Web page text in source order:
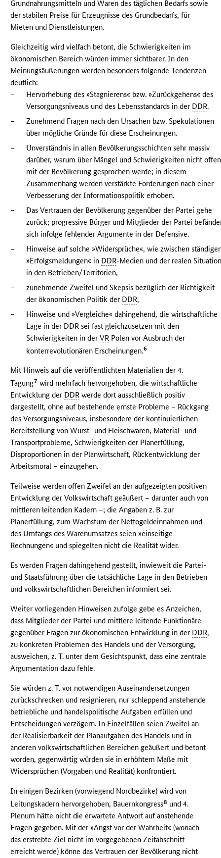
Grundnahrungsmitteln und Waren des täglichen Bedarfs sowie
der stabilen Preise für Erzeugnisse des Grundbedarfs, für
Mieten und Dienstleistungen.
Gleichzeitig wird vielfach betont, die Schwierigkeiten im
ökonomischen Bereich würden immer sichtbarer. In den
Meinungsäußerungen werden besonders folgende Tendenzen
deutlich:
–
Hervorhebung des »Stagnierens« bzw. »Zurückgehens« des
Versorgungsniveaus und des Lebensstandards in der DDR.
–
Zunehmend Fragen nach den Ursachen bzw. Spekulationen
über mögliche Gründe für diese Erscheinungen.
–
Unverständnis in allen Bevölkerungsschichten sehr massiv
darüber, warum über Mängel und Schwierigkeiten nicht offen
mit der Bevölkerung gesprochen werde; in diesem
Zusammenhang werden verstärkte Forderungen nach einer
Verbesserung der Informationspolitik erhoben.
–
Das Vertrauen der Bevölkerung gegenüber der Partei gehe
zurück; progressive Bürger und Mitglieder der Partei
sich infolge fehlender Argumente in der Defensive.
–
Hinweise auf solche »Widersprüche«, wie zwischen
»Erfolgsmeldungen« in DDR-Medien und der realen
in den Betrieben/Territorien,
–
zunehmende Zweifel und Skepsis bezüglich der Richtigkeit
der ökonomischen Politik der DDR,
–
Hinweise und »Vergleiche« dahingehend, die wirtschaftliche
Lage in der DDR sei fast gleichzusetzen mit den
Schwierigkeiten in derVR Polen vor Ausbruch der
konterrevolutionären Erscheinungen.6
Mit Hinweis auf die veröffentlichten Materialien der 4.
Tagung7 wird mehrfach hervorgehoben, die wirtschaftliche
Entwicklung der DDR werde dort ausschließlich positiv
dargestellt, ohne auf bestehende ernste Probleme – Rückgang
des Versorgungsniveaus, insbesondere der kontinuierlichen
Bereitstellung von Wurst- und Fleischwaren, Material- und
Transportprobleme, Schwierigkeiten der Planerfüllung,
Disproportionen in der Planwirtschaft, Rückentwicklung der
Arbeitsmoral – einzugehen.
Teilweise werden offen Zweifel an der aufgezeigten positiven
Entwicklung der Volkswirtschaft geäußert – darunter auch von
mittleren leitenden Kadern –; die Angaben z. B. zur
Planerfüllung, zum Wachstum der Nettogeldeinnahmen und
des Umfangs des Warenumsatzes seien »einseitige
Rechnungen« und spiegelten nicht die Realität wider.
Es werden Fragen dahingehend gestellt, inwieweit die Partei-
und Staatsführung über die tatsächliche Lage in den Betrieben
und volkswirtschaftlichen Bereichen informiert sei.
Weiter vorliegenden Hinweisen zufolge gebe es Anzeichen,
dass Mitglieder der Partei und mittlere leitende Funktionäre
gegenüber Fragen zur ökonomischen Entwicklung in der DDR,
zu konkreten Problemen des Handels und der Versorgung,
ausweichen, z. T. unter dem Gesichtspunkt, dass eine zentrale
Argumentation dazu fehle.
Sie würden z. T. vor notwendigen Auseinandersetzungen
zurückschrecken und resignieren, nur schleppend anstehende
betriebliche und handelspolitische Aufgaben erfüllen und
Entscheidungen verzögern. In Einzelfällen seien Zweifel an
der Realisierbarkeit der Planaufgaben des Handels und in
anderen volkswirtschaftlichen Bereichen geäußert und betont
worden, gegenwärtig würden sie in erhöhtem Maße mit
Widersprüchen (Vorgaben und Realität) konfrontiert.
In einigen Bezirken (vorwiegend Nordbezirke) wird von
Leitungskadern hervorgehoben, Bauernkongress8 und 4.
Plenum hätte nicht die erwartete Antwort auf anstehende
Fragen gegeben. Mit der »Angst vor der Wahrheit« (wonach
das erstrebte Ziel nicht im vorgegebenen Zeitabschnitt
erreicht werde) könne das Vertrauen der Bevölkerung nicht